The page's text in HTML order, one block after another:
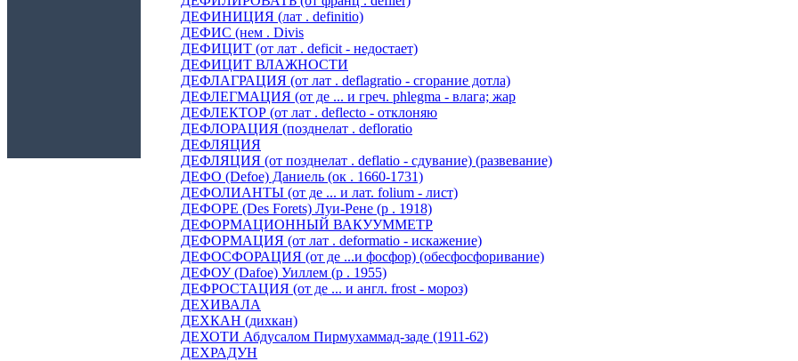
ДЕФИНИЦИЯ (лат . definitio)
ДЕФИС (нем . Divis
ДЕФИЦИТ (от лат . deficit - недостает)
ДЕФИЦИТ ВЛАЖНОСТИ
ДЕФЛАГРАЦИЯ (от лат . deflagratio - сгорание дотла)
ДЕФЛЕГМАЦИЯ (от де ... и греч. phlegma - влага; жар
ДЕФЛЕКТОР (от лат . deflecto - отклоняю
ДЕФЛОРАЦИЯ (позднелат . defloratio
ДЕФЛЯЦИЯ
ДЕФЛЯЦИЯ (от позднелат . deflatio - сдувание) (развевание)
ДЕФО (Defoe) Даниель (ок . 1660-1731)
ДЕФОЛИАНТЫ (от де ... и лат. folium - лист)
ДЕФОРЕ (Des Forets) Луи-Рене (р . 1918)
ДЕФОРМАЦИОННЫЙ ВАКУУММЕТР
ДЕФОРМАЦИЯ (от лат . deformatio - искажение)
ДЕФОСФОРАЦИЯ (от де ...и фосфор) (обесфосфоривание)
ДЕФОУ (Dafoe) Уиллем (р . 1955)
ДЕФРОСТАЦИЯ (от де ... и англ. frost - мороз)
ДЕХИВАЛА
ДЕХКАН (дихкан)
ДЕХОТИ Абдусалом Пирмухаммад-заде (1911-62)
ДЕХРАДУН